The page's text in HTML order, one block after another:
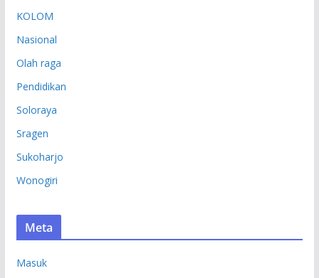
KOLOM
Nasional
Olah raga
Pendidikan
Soloraya
Sragen
Sukoharjo
Wonogiri
Meta
Masuk